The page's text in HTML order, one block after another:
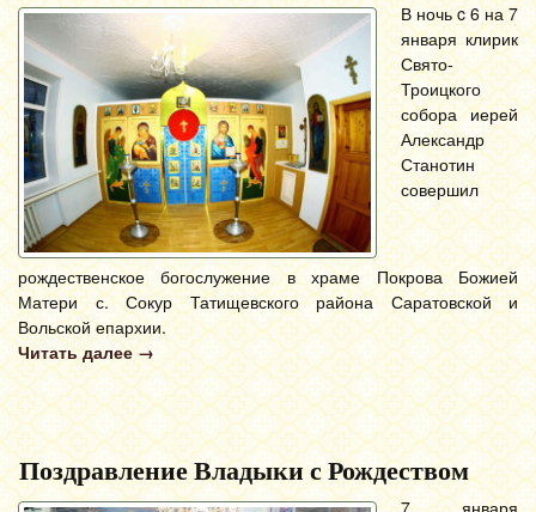
В ночь c 6 на 7
января клирик
Свято-
Троицкого
собора иерей
Александр
Станотин
совершил
рождественское богослужение в храме Покрова Божией
Матери с. Сокур Татищевского района Саратовской и
Вольской епархии.
Читать далее →
Поздравление Владыки с Рождеством